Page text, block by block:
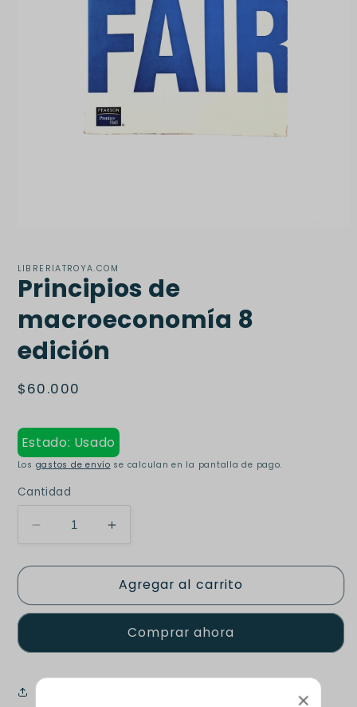
1
en
una
modal
LIBRERIATROYA.COM
Principios de
macroeconomía 8
edición
Precio
$60.000
Estado: Usado
Los gastos de envío se calculan en la pantalla de pago.
Cantidad
Reducir
cantidad
para
de
edición
Aumentar
cantidad
para
Principios
de
edición
Agregar al carrito
Comprar ahora
Share